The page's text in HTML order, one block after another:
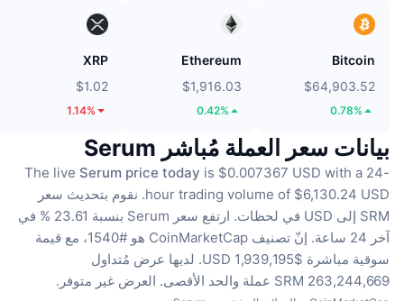
Bitcoin
$64,903.52
0.78%
Ethereum
$1,916.03
0.42%
XRP
$1.02
1.14%
بيانات سعر العملة مُباشر Serum
The live Serum price today is $0.007367 USD with a 24-
hour trading volume of $6,130.24 USD. نقوم بتحديث سعر
SRM إلى USD في لحظات.
ارتفع سعر Serum بنسبة 23.61 % في
آخر 24 ساعة.
إنّ تصنيف CoinMarketCap هو #1540، مع قيمة
سوقية مباشرة $1,939,195 USD.
لديها عرض مُتداول
263,244,669 SRM عملة
والحد الأقصى. العرض غير متوفر.